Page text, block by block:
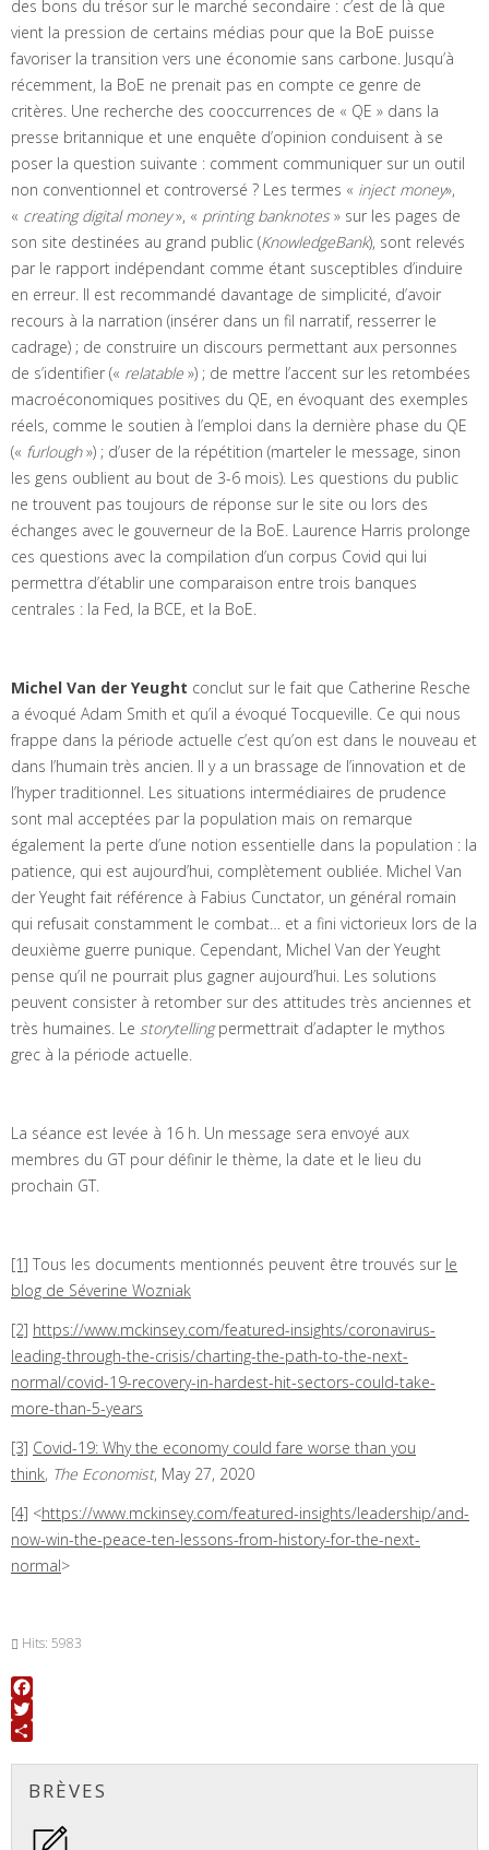
des bons du trésor sur le marché secondaire : c’est de là que
vient la pression de certains médias pour que la BoE puisse
favoriser la transition vers une économie sans carbone. Jusqu’à
récemment, la BoE ne prenait pas en compte ce genre de
critères. Une recherche des cooccurrences de « QE » dans la
presse britannique et une enquête d’opinion conduisent à se
poser la question suivante : comment communiquer sur un outil
non conventionnel et controversé ? Les termes « inject money»,
« creating digital money», « printing banknotes » sur les pages de
son site destinées au grand public (KnowledgeBank), sont relevés
par le rapport indépendant comme étant susceptibles d’induire
en erreur. Il est recommandé davantage de simplicité, d’avoir
recours à la narration (insérer dans un fil narratif, resserrer le
cadrage) ; de construire un discours permettant aux personnes
de s’identifier (« relatable ») ; de mettre l’accent sur les retombées
macroéconomiques positives du QE, en évoquant des exemples
réels, comme le soutien à l’emploi dans la dernière phase du QE
(« furlough») ; d’user de la répétition (marteler le message, sinon
les gens oublient au bout de 3-6 mois). Les questions du public
ne trouvent pas toujours de réponse sur le site ou lors des
échanges avec le gouverneur de la BoE. Laurence Harris prolonge
ces questions avec la compilation d’un corpus Covid qui lui
permettra d’établir une comparaison entre trois banques
centrales : la Fed, la BCE, et la BoE.
Michel Van der Yeught conclut sur le fait que Catherine Resche
a évoqué Adam Smith et qu’il a évoqué Tocqueville. Ce qui nous
frappe dans la période actuelle c’est qu’on est dans le nouveau et
dans l’humain très ancien. Il y a un brassage de l’innovation et de
l’hyper traditionnel. Les situations intermédiaires de prudence
sont mal acceptées par la population mais on remarque
également la perte d’une notion essentielle dans la population : la
patience, qui est aujourd’hui, complètement oubliée. Michel Van
der Yeught fait référence à Fabius Cunctator, un général romain
qui refusait constamment le combat… et a fini victorieux lors de la
deuxième guerre punique. Cependant, Michel Van der Yeught
pense qu’il ne pourrait plus gagner aujourd’hui. Les solutions
peuvent consister à retomber sur des attitudes très anciennes et
très humaines. Le storytellingpermettrait d’adapter le mythos
grec à la période actuelle.
La séance est levée à 16 h. Un message sera envoyé aux
membres du GT pour définir le thème, la date et le lieu du
prochain GT.
[1] Tous les documents mentionnés peuvent être trouvés sur le
blog de Séverine Wozniak
[2] https://www.mckinsey.com/featured-insights/coronavirus-
leading-through-the-crisis/charting-the-path-to-the-next-
normal/covid-19-recovery-in-hardest-hit-sectors-could-take-
more-than-5-years
[3] Covid-19: Why the economy could fare worse than you
think, The Economist, May 27, 2020
[4] <https://www.mckinsey.com/featured-insights/leadership/and-
now-win-the-peace-ten-lessons-from-history-for-the-next-
normal>
Hits: 5983
Facebook
Twitter
BRÈVES